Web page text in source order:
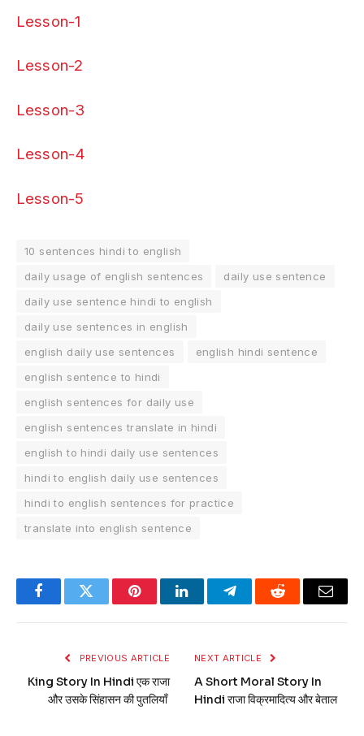
Lesson-1
Lesson-2
Lesson-3
Lesson-4
Lesson-5
10 sentences hindi to english
daily usage of english sentences
daily use sentence
daily use sentence hindi to english
daily use sentences in english
english daily use sentences
english hindi sentence
english sentence to hindi
english sentences for daily use
english sentences translate in hindi
english to hindi daily use sentences
hindi to english daily use sentences
hindi to english sentences for practice
translate into english sentence
FacebookTwitter PinterestLinkedInTelegramReddit Email
PREVIOUS ARTICLE
King Story In Hindi एक राजा
और उसके सिंहासन की पुतलियाँ
NEXT ARTICLE
A Short Moral Story In
Hindi राजा विक्रमादित्य और बेताल